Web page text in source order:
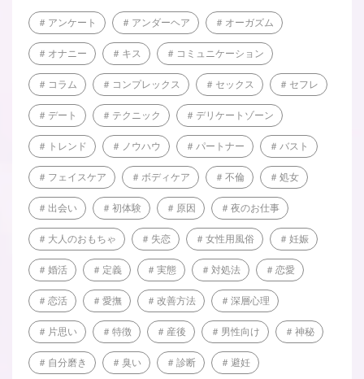
アンケート アンダーヘア オーガズム
オナニー キス コミュニケーション
コラム コンプレックス セックス セフレ
デート テクニック デリケートゾーン
トレンド ノウハウ パートナー バスト
フェイスケア ボディケア 不倫 処女
出会い 初体験 原因 夜のお仕事
大人のおもちゃ 失恋 女性用風俗 妊娠
婚活 定義 実態 対処法 恋愛
恋活 愛撫 改善方法 深層心理
片思い 特徴 産後 男性向け 神秘
自分磨き 臭い 診断 避妊